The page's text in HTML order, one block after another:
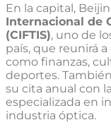
En la capital,
Internacional de
(CIFTIS), uno de
país, que reunirá
como finanzas,
deportes.
su cita anual con la
especializada en
industria óptica.